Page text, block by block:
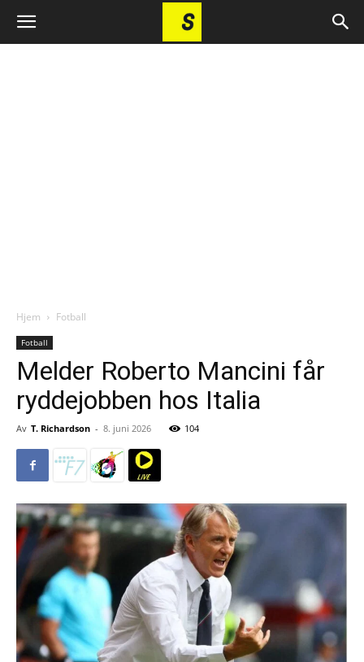
Hjem Fotball
Fotball
Melder Roberto Mancini får
ryddejobben hos Italia
Av T. Richardson - 8. juni 2026 104